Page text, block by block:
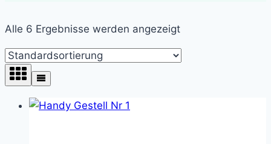
Alle 6 Ergebnisse werden angezeigt